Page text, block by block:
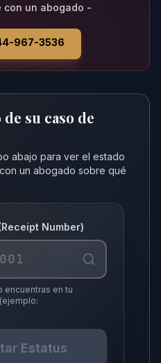
con un abogado -
967-3536
su caso de
abajo para ver el estado
un abogado sobre qué
Number)
encuentras en tu
Estatus